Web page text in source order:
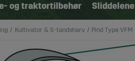
og traktortilbehør Sliddelene
Kultivator & S-tandsharv Pind Type VFM